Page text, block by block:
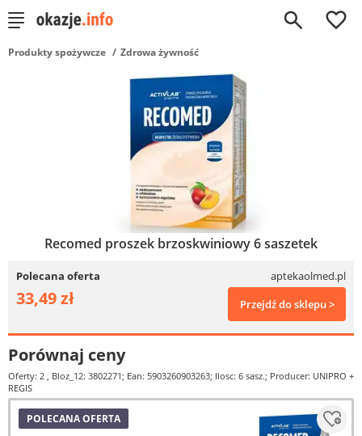
0
Produkty spożywcze Zdrowa żywność
Recomed proszek brzoskwiniowy 6 saszetek
Polecana oferta aptekaolmed.pl
33,49 zł Przejdź do sklepu >
Porównaj ceny
Oferty: 2 , Bloz_12: 3802271; Ean: 5903260903263; Ilosc: 6 sasz.; Producer: UNIPRO +
REGIS
POLECANA OFERTA